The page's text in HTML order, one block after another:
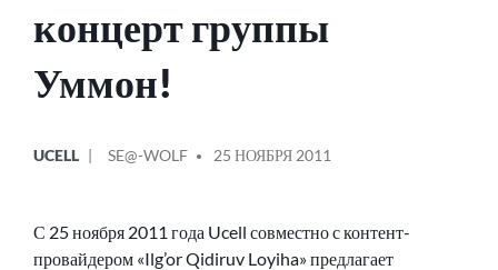
концерт группы
Уммон!
В
UCELL
ОТ
SE@-WOLF 25 НОЯБРЯ 2011
С 25 ноября 2011 года Ucell совместно с контент-
провайдером «Ilg’or Qidiruv Loyiha» предлагает